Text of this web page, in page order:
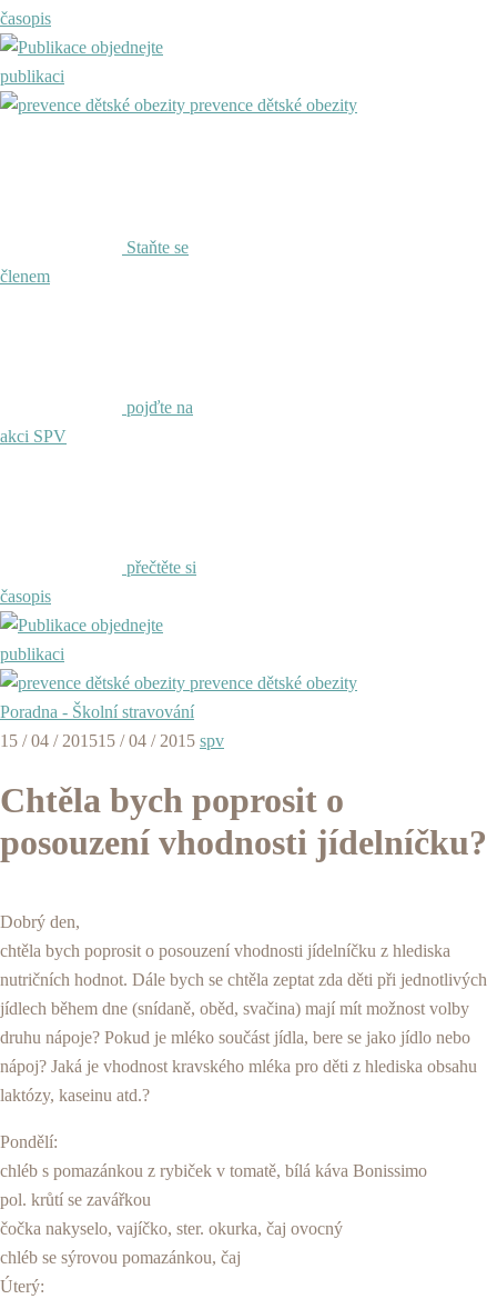
časopis
objednejte
publikaci
prevence dětské obezity
Staňte se
členem
pojďte na
akci SPV
přečtěte si
časopis
objednejte
publikaci
prevence dětské obezity
Poradna - Školní stravování
15 / 04 / 201515 / 04 / 2015 spv
Chtěla bych poprosit o
posouzení vhodnosti jídelníčku?
Dobrý den,
chtěla bych poprosit o posouzení vhodnosti jídelníčku z hlediska
nutričních hodnot. Dále bych se chtěla zeptat zda děti při jednotlivých
jídlech během dne (snídaně, oběd, svačina) mají mít možnost volby
druhu nápoje? Pokud je mléko součást jídla, bere se jako jídlo nebo
nápoj? Jaká je vhodnost kravského mléka pro děti z hlediska obsahu
laktózy, kaseinu atd.?
Pondělí:
chléb s pomazánkou z rybiček v tomatě, bílá káva Bonissimo
pol. krůtí se zavářkou
čočka nakyselo, vajíčko, ster. okurka, čaj ovocný
chléb se sýrovou pomazánkou, čaj
Úterý: